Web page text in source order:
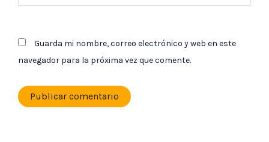
Guarda mi nombre, correo electrónico y web en este
navegador para la próxima vez que comente.